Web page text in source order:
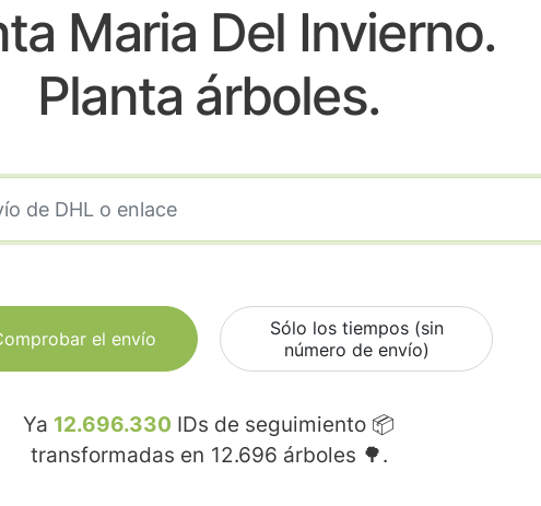
Maria Del Invierno.
Planta árboles.
el envío
Sólo los tiempos (sin
número de envío)
Ya 12.696.330 IDs de seguimiento 📦
transformadas en 12.696 árboles 🌳.